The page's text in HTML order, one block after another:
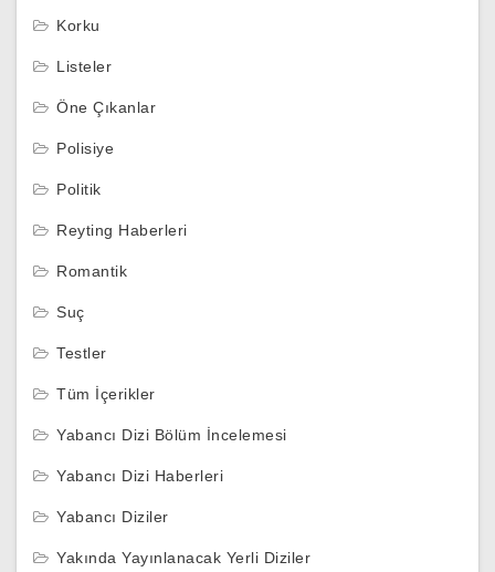
Korku
Listeler
Öne Çıkanlar
Polisiye
Politik
Reyting Haberleri
Romantik
Suç
Testler
Tüm İçerikler
Yabancı Dizi Bölüm İncelemesi
Yabancı Dizi Haberleri
Yabancı Diziler
Yakında Yayınlanacak Yerli Diziler